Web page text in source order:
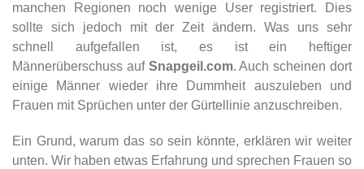
manchen Regionen noch wenige User registriert. Dies
sollte sich jedoch mit der Zeit ändern. Was uns sehr
schnell aufgefallen ist, es ist ein heftiger
Männerüberschuss auf Snapgeil.com. Auch scheinen dort
einige Männer wieder ihre Dummheit auszuleben und
Frauen mit Sprüchen unter der Gürtellinie anzuschreiben.
Ein Grund, warum das so sein könnte, erklären wir weiter
unten. Wir haben etwas Erfahrung und sprechen Frauen so